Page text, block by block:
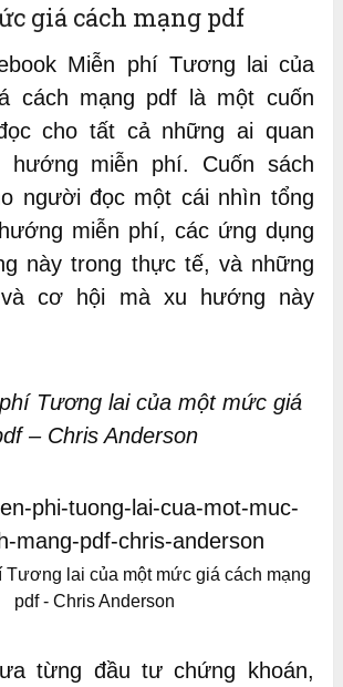
giá cách mạng pdf
Miễn phí Tương lai của
cách mạng pdf là một cuốn
cho tất cả những ai quan
hướng miễn phí. Cuốn sách
người đọc một cái nhìn tổng
miễn phí, các ứng dụng
này trong thực tế, và những
cơ hội mà xu hướng này
Tương lai của một mức giá
– Chris Anderson
Tương lai của một mức giá cách mạng
pdf - Chris Anderson
từng đầu tư chứng khoán,